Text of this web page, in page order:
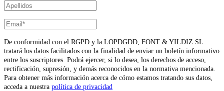
De conformidad con el RGPD y la LOPDGDD, FONT & YILDIZ SL
tratará los datos facilitados con la finalidad de enviar un boletín informativo
entre los suscriptores. Podrá ejercer, si lo desea, los derechos de acceso,
rectificación, supresión, y demás reconocidos en la normativa mencionada.
Para obtener más información acerca de cómo estamos tratando sus datos,
acceda a nuestra política de privacidad